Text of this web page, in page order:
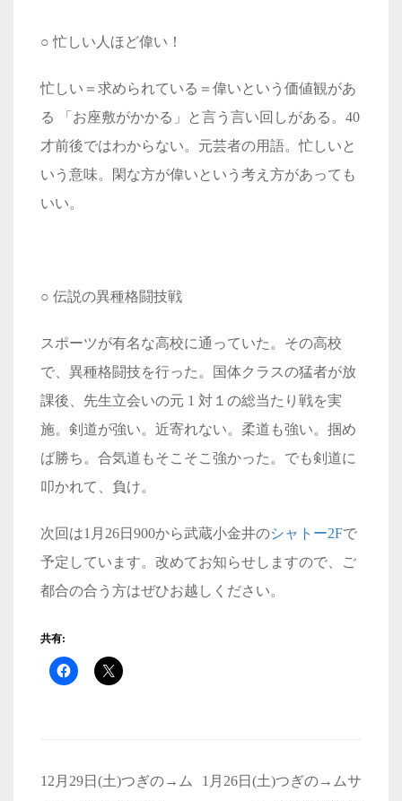
○ 忙しい人ほど偉い！
忙しい＝求められている＝偉いという価値観があ
る 「お座敷がかかる」と言う言い回しがある。40
才前後ではわからない。元芸者の用語。忙しいと
いう意味。閑な方が偉いという考え方があっても
いい。
○ 伝説の異種格闘技戦
スポーツが有名な高校に通っていた。その高校
で、異種格闘技を行った。国体クラスの猛者が放
課後、先生立会いの元 1 対１の総当たり戦を実
施。剣道が強い。近寄れない。柔道も強い。掴め
ば勝ち。合気道もそこそこ強かった。でも剣道に
叩かれて、負け。
次回は1月26日900から武蔵小金井のシャトー2Fで
予定しています。改めてお知らせしますので、ご
都合の合う方はぜひお越しください。
共有:
投
12月29日(土)つぎの→ム
1月26日(土)つぎの→ムサ